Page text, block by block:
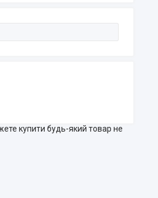
купити будь-який товар не